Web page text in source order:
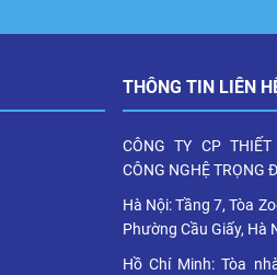
THÔNG TIN LIÊN
CÔNG TY CP
CÔNG NGHỆ TRỌNG
Hà Nội: Tầng 7, Tòa
Phường Cầu Giấy, Hà
Hồ Chí Minh: Tòa